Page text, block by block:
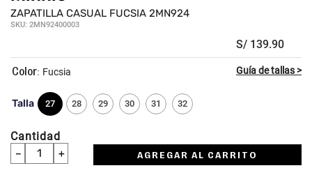
ZAPATILLA CASUAL FUCSIA 2MN924
SKU: 2MN92400003
S/ 139.90
Talla 27 28 29 30 31 32
: Fucsia
Cantidad
＋
－ AGREGAR AL CARRITO